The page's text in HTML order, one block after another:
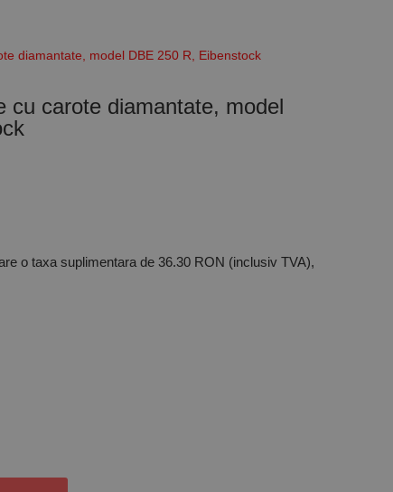
diamantate, model DBE 250 R, Eibenstock
cu carote diamantate, model
o taxa suplimentara de 36.30 RON (inclusiv TVA),